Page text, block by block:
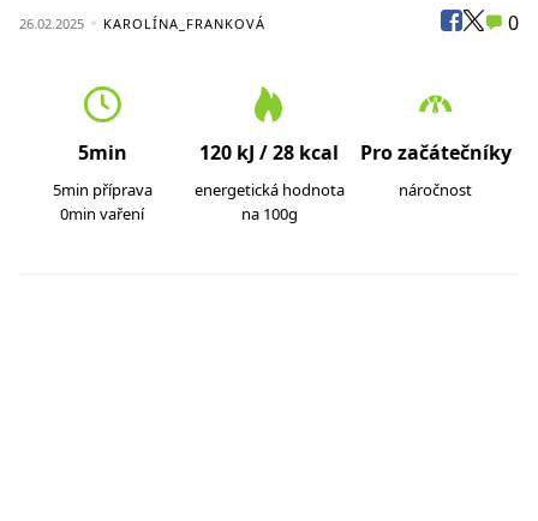
26.02.2025 KAROLÍNA_FRANKOVÁ 0
5min
5min příprava
0min vaření
120 kJ / 28 kcal
energetická hodnota
na 100g
Pro začátečníky
náročnost